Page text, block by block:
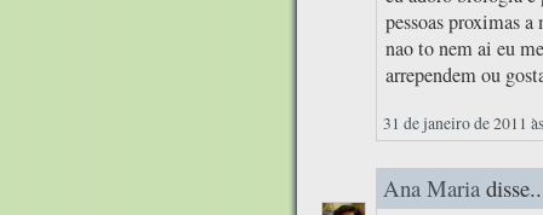
pessoas proximas
nao to nem ai eu
arrependem ou
31 de janeiro de 2011
Ana Maria